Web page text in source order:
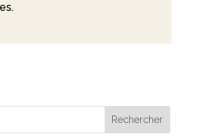
Rechercher